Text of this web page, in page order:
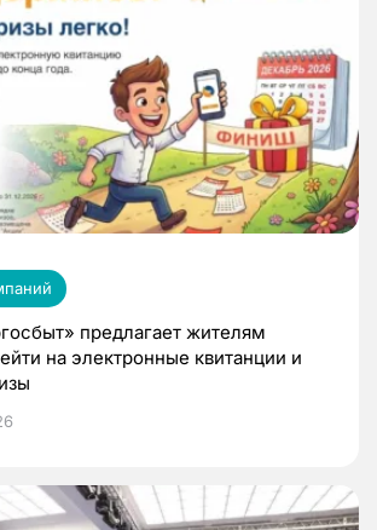
предлагает жителям
на электронные квитанции и